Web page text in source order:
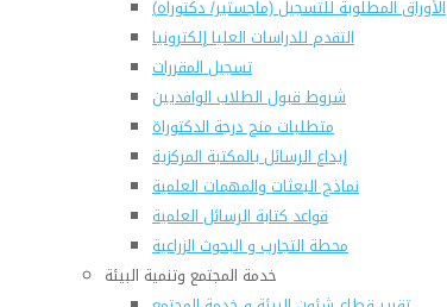
(الأوراق المطلوبة للتسجيل (ماجستير/ دكتوراه
التقدم للدراسات العليا إلكترونيا
تسجيل المقررات
شروط قبول الطلاب الوافديين
متطلبات منح درجة الدكتوراة
إيداع الرسائل بالمكتبة المركزية
نماذج البعثات والمهمات العلمية
قواعد كتابة الرسائل العلمية
محطة التجارب و البحوث الزراعية
خدمة المجتمع وتنمية البيئة